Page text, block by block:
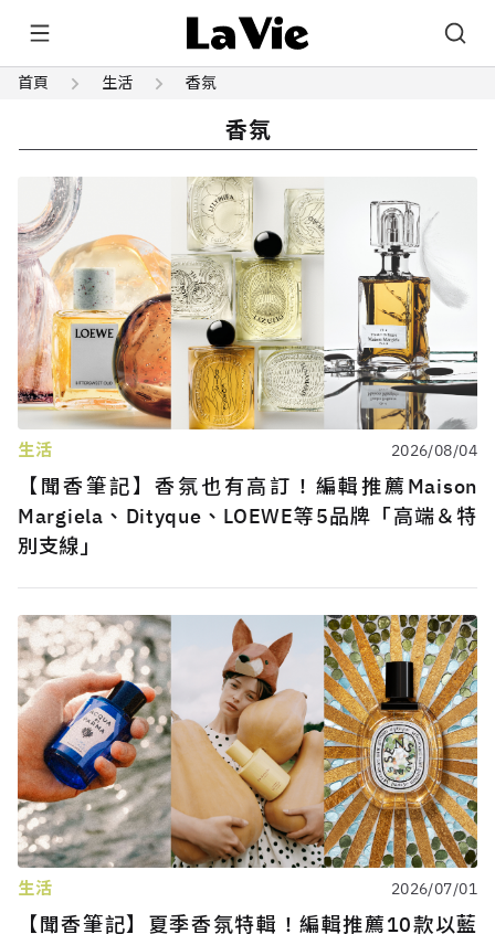
首頁 生活 香氛
香氛
生活 2026/08/04
【聞香筆記】香氛也有高訂！編輯推薦Maison
Margiela、Dityque、LOEWE等5品牌「高端＆特
別支線」
生活 2026/07/01
【聞香筆記】夏季香氛特輯！編輯推薦10款以藍